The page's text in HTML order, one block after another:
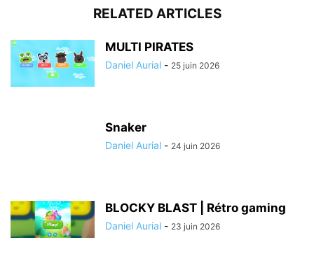
RELATED ARTICLES
MULTI PIRATES
Daniel Aurial - 25 juin 2026
Snaker
Daniel Aurial - 24 juin 2026
BLOCKY BLAST | Rétro gaming
Daniel Aurial - 23 juin 2026